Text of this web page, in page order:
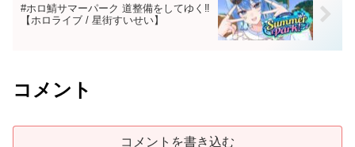
#ホロ鯖サマーパーク 道整備をしてゆく‼
【ホロライブ / 星街すいせい】
コメント
コメントを書き込む